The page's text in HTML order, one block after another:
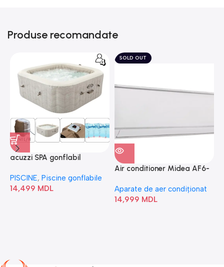
Produse recomandate
acuzzi SPA gonflabil
Bubble” 28446
PISCINE, Piscine gonflabile
14,499 MDL
SOLD OUT
Air conditioner Midea AF6-
Aparate de aer condiționat
14,999 MDL